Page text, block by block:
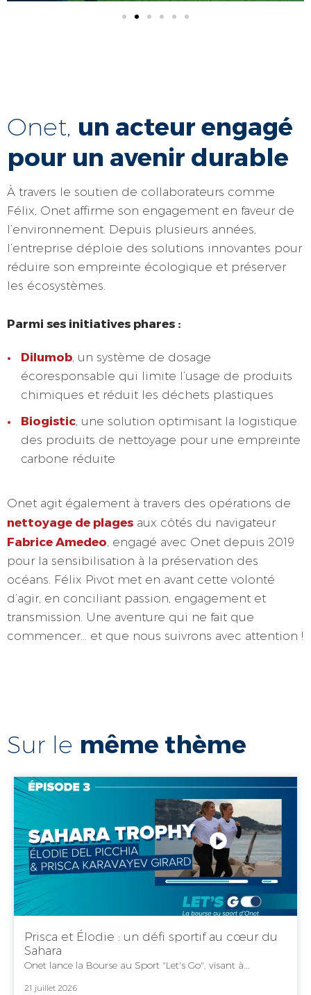
Onet, un acteur engagé
pour un avenir durable
À travers le soutien de collaborateurs comme
Félix, Onet affirme son engagement en faveur de
l’environnement. Depuis plusieurs années,
l’entreprise déploie des solutions innovantes pour
réduire son empreinte écologique et préserver
les écosystèmes.
Parmi ses initiatives phares :
Dilumob , un système de dosage
écoresponsable qui limite l’usage de produits
chimiques et réduit les déchets plastiques
Biogistic , une solution optimisant la logistique
des produits de nettoyage pour une empreinte
carbone réduite
Onet agit également à travers des opérations de
nettoyage de plages aux côtés du navigateur
Fabrice Amedeo , engagé avec Onet depuis 2019
pour la sensibilisation à la préservation des
océans. Félix Pivot met en avant cette volonté
d’agir, en conciliant passion, engagement et
transmission. Une aventure qui ne fait que
commencer… et que nous suivrons avec attention !
Sur le même thème
Prisca et Élodie : un défi sportif au cœur du
Sahara
Onet lance la Bourse au Sport "Let's Go", visant à...
21 juillet 2026